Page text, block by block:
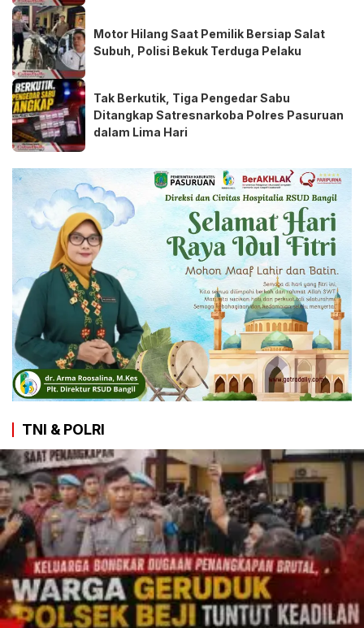
Motor Hilang Saat Pemilik Bersiap Salat
Subuh, Polisi Bekuk Terduga Pelaku
Tak Berkutik, Tiga Pengedar Sabu
Ditangkap Satresnarkoba Polres Pasuruan
dalam Lima Hari
TNI & POLRI